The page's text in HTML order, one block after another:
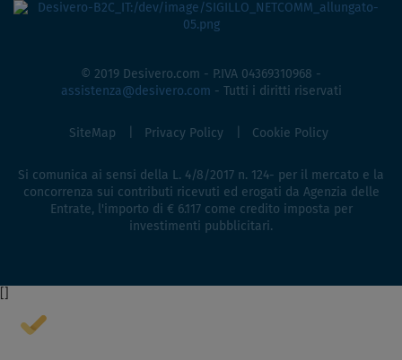
© 2019 Desivero.com - P.IVA 04369310968 -
assistenza@desivero.com - Tutti i diritti riservati
SiteMap Privacy Policy Cookie Policy
Si comunica ai sensi della L. 4/8/2017 n. 124- per il mercato e la
concorrenza sui contributi ricevuti ed erogati da Agenzia delle
Entrate, l'importo di € 6.117 come credito imposta per
investimenti pubblicitari.